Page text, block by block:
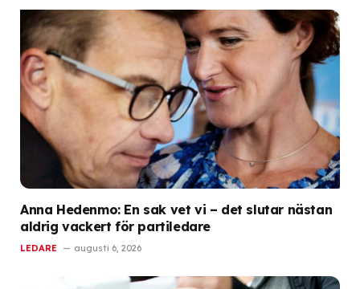
Anna Hedenmo: En sak vet vi – det slutar nästan
aldrig vackert för partiledare
LEDARE augusti 6, 2026